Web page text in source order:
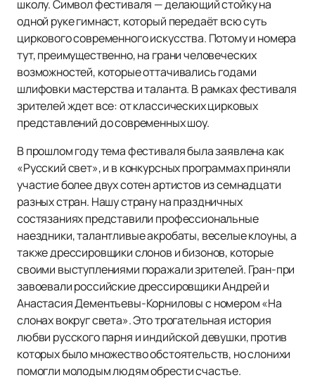
школу. Символ фестиваля — делающий стойку на
одной руке гимнаст, который передаёт всю суть
циркового современного искусства. Потому и номера
тут, преимущественно, на грани человеческих
возможностей, которые оттачивались годами
шлифовки мастерства и таланта. В рамках фестиваля
зрителей ждет все: от классических цирковых
представлений до современных шоу.
В прошлом году тема фестиваля была заявлена как
«Русский свет», и в конкурсных программах приняли
участие более двух сотен артистов из семнадцати
разных стран. Нашу страну на праздничных
состязаниях представили профессиональные
наездники, талантливые акробаты, веселые клоуны, а
также дрессировщики слонов и бизонов, которые
своими выступлениями поражали зрителей. Гран-при
завоевали российские дрессировщики Андрей и
Анастасия Дементьевы-Корниловы с номером «На
слонах вокруг света». Это трогательная история
любви русского парня и индийской девушки, против
которых было множество обстоятельств, но слонихи
помогли молодым людям обрести счастье.